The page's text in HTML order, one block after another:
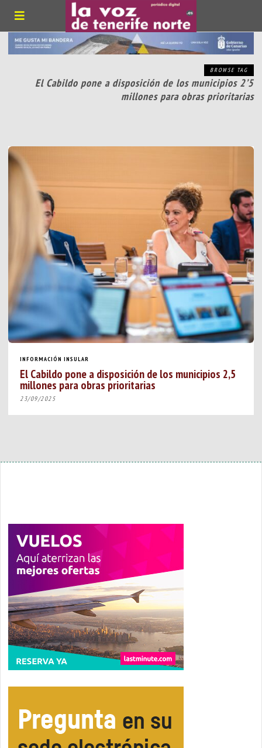
BROWSE TAG
El Cabildo pone a disposición de los municipios 2’5
millones para obras prioritarias
INFORMACIÓN INSULAR
El Cabildo pone a disposición de los municipios 2,5
millones para obras prioritarias
23/09/2025